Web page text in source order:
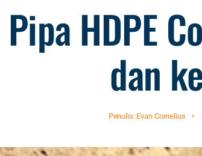
Pipa HDPE
dan
Penulis: Evan Cornelius •